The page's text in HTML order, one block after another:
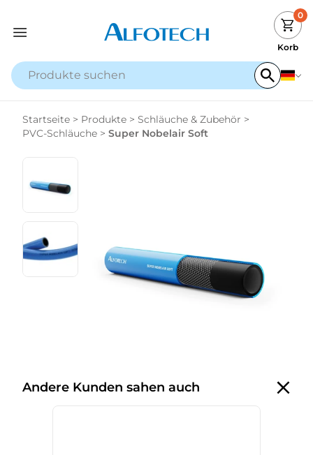
0
Korb
Startseite > Produkte > Schläuche & Zubehör >
PVC-Schläuche > Super Nobelair Soft
Andere Kunden sahen auch